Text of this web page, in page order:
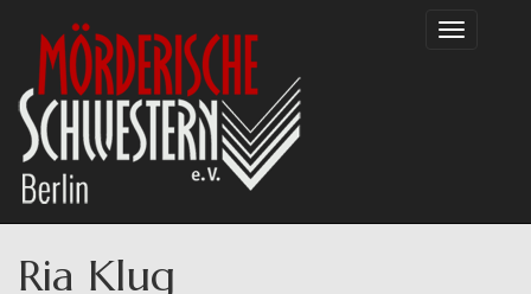
Inhalt
Toggle
Ria Klug